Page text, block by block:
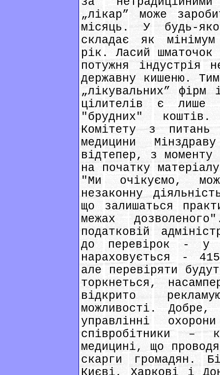
„лікар” може
місяць. У будь-
складає як
рік. Ласий
потужня індустрія
державну кишеню.
„лікувальних”
цілителів є лише
"брудних"
Комітету з питань
медицини
відтепер, з моменту
на початку
"Ми очікуємо,
незаконну
що залишаться
межах
податковій
до перевірок - у
нараховується -
але перевіряти
торкнеться,
відкрито
можливості.
управлінні
співробітники –
медицині, що
скарги громадян.